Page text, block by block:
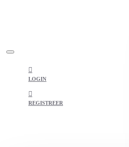
LOGIN
REGISTREER